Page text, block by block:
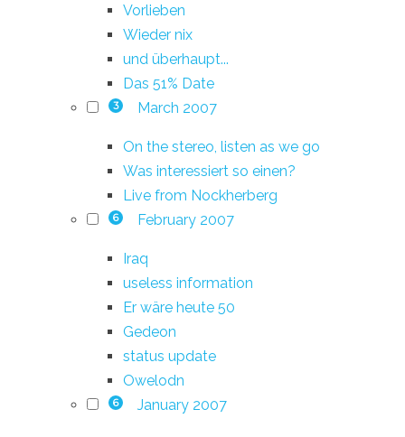
Vorlieben
Wieder nix
und überhaupt...
Das 51% Date
3 March 2007
On the stereo, listen as we go
Was interessiert so einen?
Live from Nockherberg
6 February 2007
Iraq
useless information
Er wäre heute 50
Gedeon
status update
Owelodn
6 January 2007